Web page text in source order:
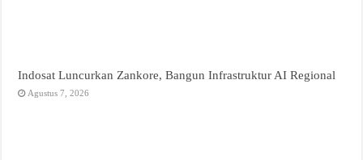
Indosat Luncurkan Zankore, Bangun Infrastruktur AI Regional
Agustus 7, 2026